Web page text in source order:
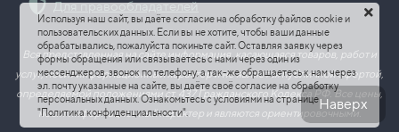
Для правообладателей
Вся представленная на сайте информация, касающаяся товаров, работ и
услуг, носит информационный характер и не является публичной офертой,
определяемой положениями ст. 437 Гражданского Кодекса РФ.Все цены,
носят информационный характер и являются ориентировочными.
Наверх
Используя наш сайт, вы даёте согласие на обработку файлов cookie и
пользовательских данных. Если вы не хотите, чтобы ваши данные
обрабатывались, пожалуйста покиньте сайт. Оставляя заявку через
формы обращения или связываетесь с нами через один из
мессенджеров, звонок по телефону, а так-же обращаетесь к нам через
эл. почту указанные на сайте, вы даёте своё согласие на обработку
персональных данных. Ознакомьтесь с условиями на странице
"Политика конфиденциальности".